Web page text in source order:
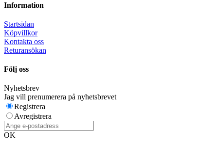
Information
Startsidan
Köpvillkor
Kontakta oss
Returansökan
Följ oss
Nyhetsbrev
Jag vill prenumerera på nyhetsbrevet
Registrera
Avregistrera
OK